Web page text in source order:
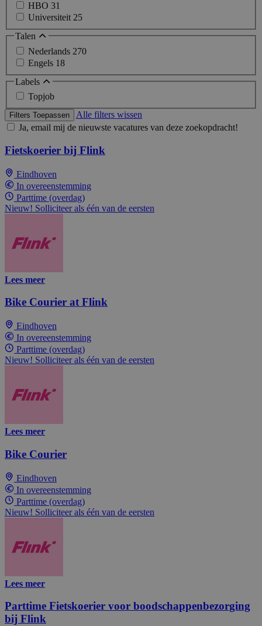
HBO 31
Universiteit 25
Talen
Nederlands 270
Engels 18
Labels
Topjob
Filters Toepassen
Alle filters wissen
Ja, email mij de nieuwste vacatures van deze zoekopdracht!
Fietskoerier bij Flink
Eindhoven
In overeenstemming
Parttime (overdag)
Nieuw! Solliciteer als één van de eersten
Lees meer
Bike Courier at Flink
Eindhoven
In overeenstemming
Parttime (overdag)
Nieuw! Solliciteer als één van de eersten
Lees meer
Bike Courier
Eindhoven
In overeenstemming
Parttime (overdag)
Nieuw! Solliciteer als één van de eersten
Lees meer
Parttime Fietskoerier voor boodschappenbezorging
bij Flink